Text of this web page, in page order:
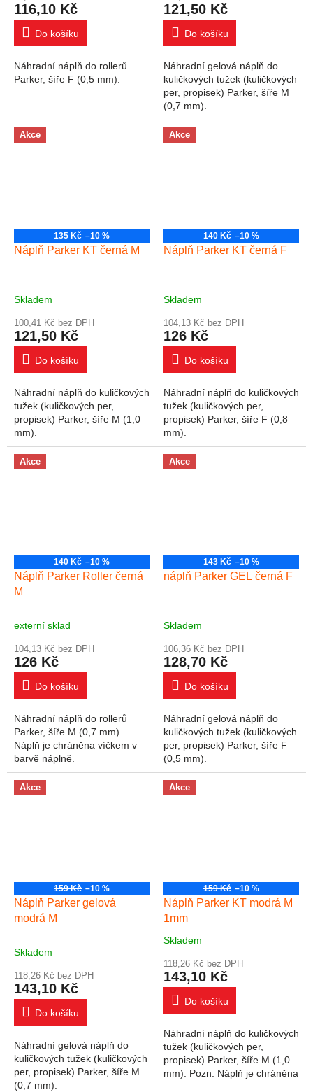
116,10 Kč
Do košíku
Náhradní náplň do rollerů
Parker, šíře F (0,5 mm).
121,50 Kč
Do košíku
Náhradní gelová náplň do
kuličkových tužek (kuličkových
per, propisek) Parker, šíře M
(0,7 mm).
Akce
135 Kč –10 %
Náplň Parker KT černá M
Skladem
100,41 Kč bez DPH
121,50 Kč
Do košíku
Náhradní náplň do kuličkových
tužek (kuličkových per,
propisek) Parker, šíře M (1,0
mm).
Akce
140 Kč –10 %
Náplň Parker KT černá F
Skladem
104,13 Kč bez DPH
126 Kč
Do košíku
Náhradní náplň do kuličkových
tužek (kuličkových per,
propisek) Parker, šíře F (0,8
mm).
Akce
140 Kč –10 %
Náplň Parker Roller černá
M
externí sklad
104,13 Kč bez DPH
126 Kč
Do košíku
Náhradní náplň do rollerů
Parker, šíře M (0,7 mm).
Náplň je chráněna víčkem v
barvě náplně.
Akce
143 Kč –10 %
náplň Parker GEL černá F
Skladem
106,36 Kč bez DPH
128,70 Kč
Do košíku
Náhradní gelová náplň do
kuličkových tužek (kuličkových
per, propisek) Parker, šíře F
(0,5 mm).
Akce
159 Kč –10 %
Náplň Parker gelová
modrá M
Skladem
118,26 Kč bez DPH
143,10 Kč
Do košíku
Náhradní gelová náplň do
kuličkových tužek (kuličkových
per, propisek) Parker, šíře M
(0,7 mm).
Akce
159 Kč –10 %
Náplň Parker KT modrá M
1mm
Průměrné hodnocení produktu je
Skladem
118,26 Kč bez DPH
143,10 Kč
Do košíku
Náhradní náplň do kuličkových
tužek (kuličkových per,
propisek) Parker, šíře M (1,0
mm). Pozn. Náplň je chráněna